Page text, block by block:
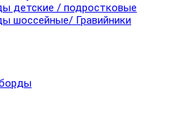
детские / подростковые
шоссейные/ Гравийники